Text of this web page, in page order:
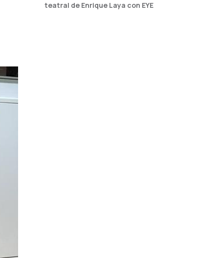
teatral de Enrique Laya con EYE